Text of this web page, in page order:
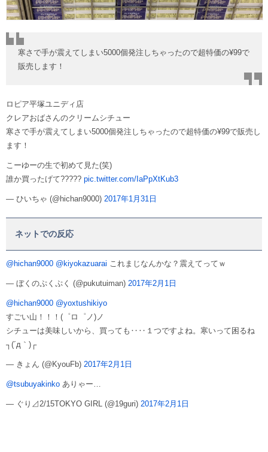
寒さで手が震えてしまい5000個発注しちゃったので超特価の¥99で
販売します！
ロピア平塚ユニディ店
クレアおばさんのクリームシチュー
寒さで手が震えてしまい5000個発注しちゃったので超特価の¥99で販売し
ます！
こーゆーの生で初めて見た(笑)
誰か買ったげて????? pic.twitter.com/IaPpXtKub3
— ひいちゃ (@hichan9000) 2017年1月31日
ネットでの反応
@hichan9000 @kiyokazuarai これまじなんかな？震えてってｗ
— ぼくのぷくぷく (@pukutuiman) 2017年2月1日
@hichan9000 @yoxtushikiyo
すごい山！！！(゜ロ゜ノ)ノ
シチューは美味しいから、買っても‥‥１つですよね。寒いって困るね
┐(´д｀)┌
— きょん (@KyouFb) 2017年2月1日
@tsubuyakinko ありゃー…
— ぐり⊿2/15TOKYO GIRL (@19guri) 2017年2月1日